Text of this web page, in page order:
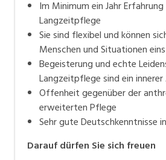
Im Minimum ein Jahr
Langzeitpflege
Sie sind flexibel und können
Menschen und Situationen
Begeisterung und echte
Langzeitpflege sind ein
Offenheit gegenüber der
erweiterten Pflege
Sehr gute Deutschkenntnisse
Daraufdürfen Sie sich freuen